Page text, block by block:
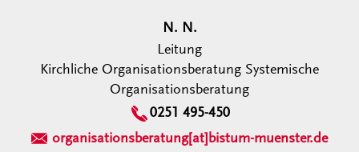
N. N.
Leitung
Kirchliche Organisationsberatung Systemische
Organisationsberatung
0251 495-450
organisationsberatung[at]bistum-muenster.de